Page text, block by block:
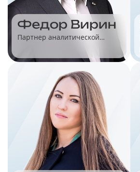
Федор Вирин
Партнер аналитической